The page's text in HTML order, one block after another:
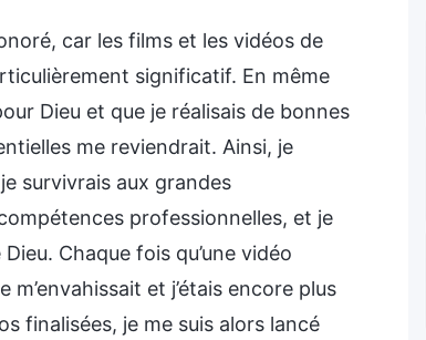
car les films et les vidéos de
significatif. En même
Dieu et que je réalisais de bonnes
me reviendrait. Ainsi, je
survivrais aux grandes
professionnelles, et je
Chaque fois qu’une vidéo
et j’étais encore plus
finalisées, je me suis alors lancé